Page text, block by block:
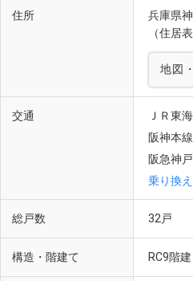
灘中学校・高等学校(徒歩10分・約
住所
兵庫県
（住居
地図
交通
ＪＲ東
阪神本
阪急神
乗り換
総戸数 32戸
構造・階建て RC9階建